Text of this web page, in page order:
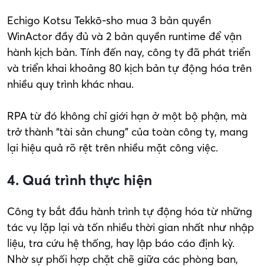
Echigo Kotsu Tekkō-sho mua 3 bản quyền
WinActor đầy đủ và 2 bản quyền runtime để vận
hành kịch bản. Tính đến nay, công ty đã phát triển
và triển khai khoảng 80 kịch bản tự động hóa trên
nhiều quy trình khác nhau.
RPA từ đó không chỉ giới hạn ở một bộ phận, mà
trở thành “tài sản chung” của toàn công ty, mang
lại hiệu quả rõ rệt trên nhiều mặt công việc.
4. Quá trình thực hiện
Công ty bắt đầu hành trình tự động hóa từ những
tác vụ lặp lại và tốn nhiều thời gian nhất như nhập
liệu, tra cứu hệ thống, hay lập báo cáo định kỳ.
Nhờ sự phối hợp chặt chẽ giữa các phòng ban,